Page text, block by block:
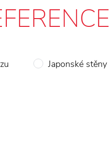
Japonské stěny